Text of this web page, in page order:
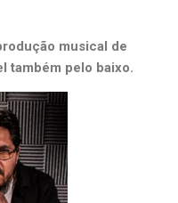
musical de
também pelo baixo.